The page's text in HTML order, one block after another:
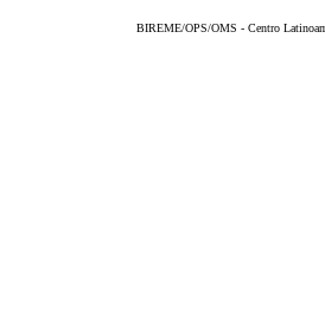
BIREME/OPS/OMS - Centro